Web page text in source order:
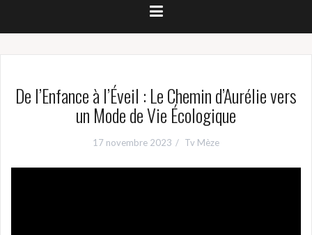
De l’Enfance à l’Éveil : Le Chemin d’Aurélie vers
un Mode de Vie Écologique
17 novembre 2023 Tv Mèze